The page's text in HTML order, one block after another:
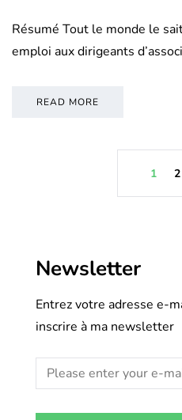
Résumé Tout le monde le
emploi aux dirigeants
READ MORE
1 2
Newsletter
Entrez votre adresse e-
inscrire à ma newsletter